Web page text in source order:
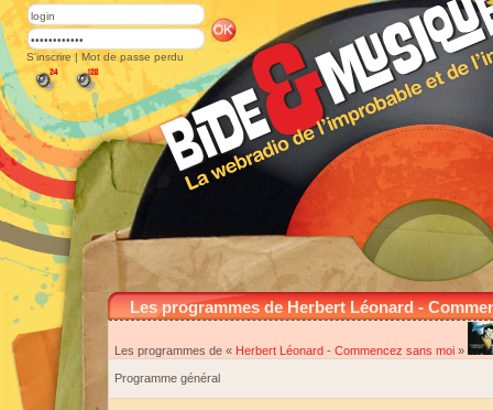
S'inscrire | Mot de passe perdu
Les programmes de Herbert Léonard -
Les programmes de « Herbert Léonard - Commencez sans moi »
Programme général